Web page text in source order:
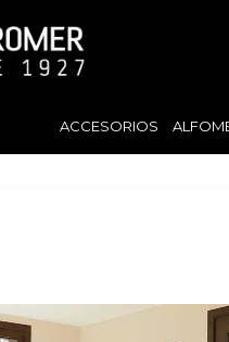
ACCESORIOS